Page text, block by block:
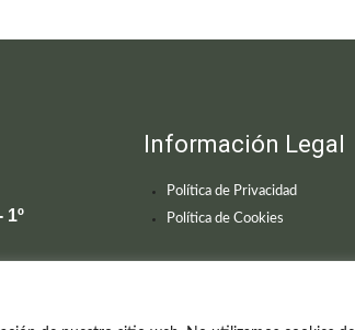
1º
Información Legal
Política de Privacidad
Política de Cookies